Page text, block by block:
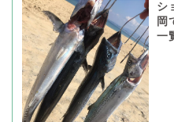
シ
岡
一